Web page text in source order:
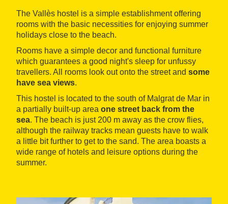
The Vallès hostel is a simple establishment offering
rooms with the basic necessities for enjoying summer
holidays close to the beach.
Rooms have a simple decor and functional furniture
which guarantees a good night's sleep for unfussy
travellers. All rooms look out onto the street and some
have sea views.
This hostel is located to the south of Malgrat de Mar in
a partially built-up area one street back from the
sea. The beach is just 200 m away as the crow flies,
although the railway tracks mean guests have to walk
a little bit further to get to the sand. The area boasts a
wide range of hotels and leisure options during the
summer.